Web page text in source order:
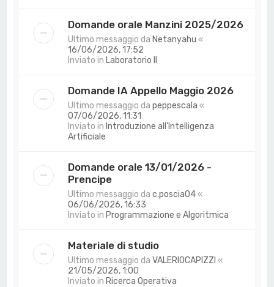
Domande orale Manzini 2025/2026
Ultimo messaggio da Netanyahu «
16/06/2026, 17:52
Inviato in Laboratorio II
Domande IA Appello Maggio 2026
Ultimo messaggio dapeppescala «
07/06/2026, 11:31
Inviato in Introduzione all'Intelligenza
Artificiale
Domande orale 13/01/2026 -
Prencipe
Ultimo messaggio dac.poscia04«
06/06/2026, 16:33
Inviato in Programmazione e Algoritmica
Materiale di studio
Ultimo messaggio daVALERIOCAPIZZI «
21/05/2026, 1:00
Inviato in Ricerca Operativa